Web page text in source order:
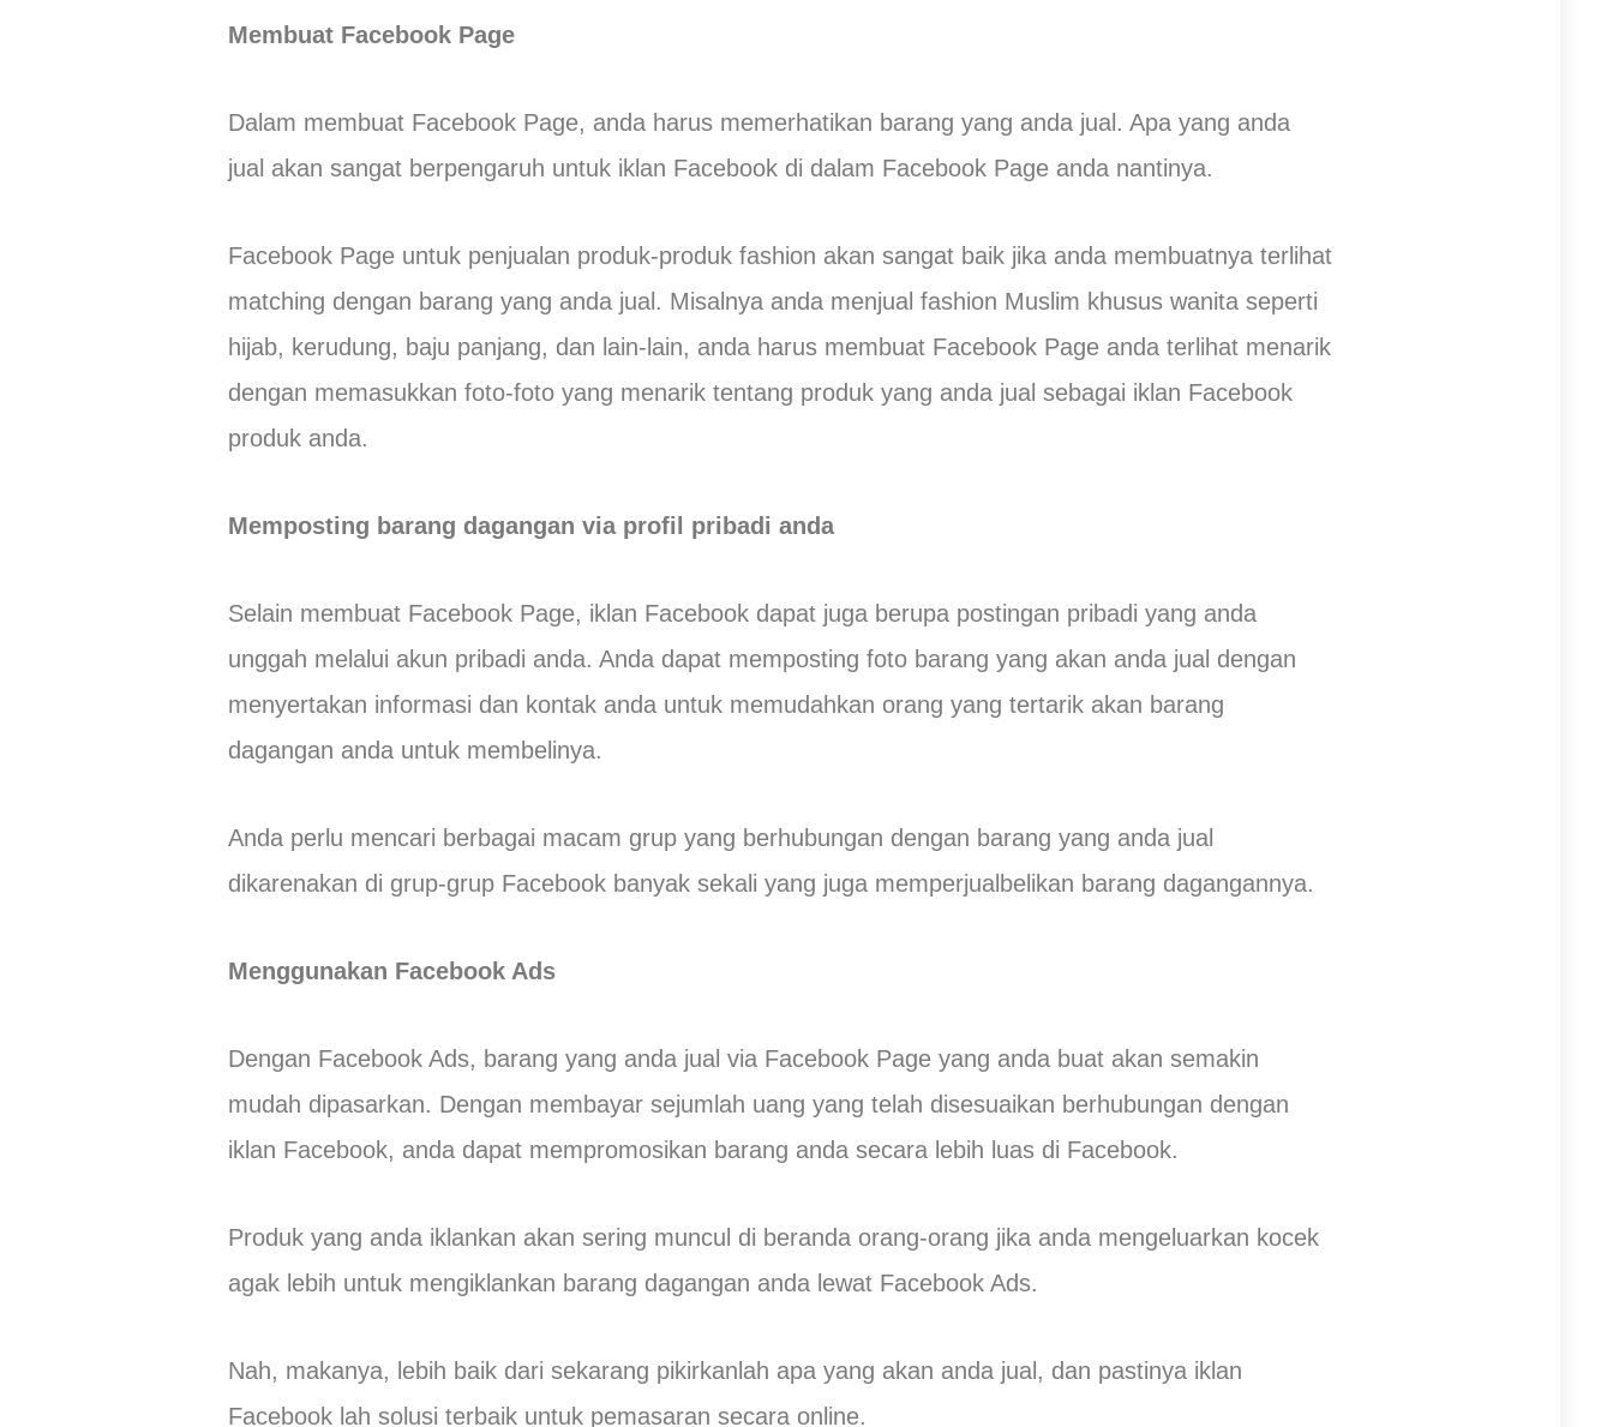
Membuat Facebook Page
Dalam membuat Facebook Page, anda harus memerhatikan barang yang anda jual. Apa yang anda
jual akan sangat berpengaruh untuk iklan Facebook di dalam Facebook Page anda nantinya.
Facebook Page untuk penjualan produk-produk fashion akan sangat baik jika anda membuatnya terlihat
matching dengan barang yang anda jual. Misalnya anda menjual fashion Muslim khusus wanita seperti
hijab, kerudung, baju panjang, dan lain-lain, anda harus membuat Facebook Page anda terlihat menarik
dengan memasukkan foto-foto yang menarik tentang produk yang anda jual sebagai iklan Facebook
produk anda.
Memposting barang dagangan via profil pribadi anda
Selain membuat Facebook Page, iklan Facebook dapat juga berupa postingan pribadi yang anda
unggah melalui akun pribadi anda. Anda dapat memposting foto barang yang akan anda jual dengan
menyertakan informasi dan kontak anda untuk memudahkan orang yang tertarik akan barang
dagangan anda untuk membelinya.
Anda perlu mencari berbagai macam grup yang berhubungan dengan barang yang anda jual
dikarenakan di grup-grup Facebook banyak sekali yang juga memperjualbelikan barang dagangannya.
Menggunakan Facebook Ads
Dengan Facebook Ads, barang yang anda jual via Facebook Page yang anda buat akan semakin
mudah dipasarkan. Dengan membayar sejumlah uang yang telah disesuaikan berhubungan dengan
iklan Facebook, anda dapat mempromosikan barang anda secara lebih luas di Facebook.
Produk yang anda iklankan akan sering muncul di beranda orang-orang jika anda mengeluarkan kocek
agak lebih untuk mengiklankan barang dagangan anda lewat Facebook Ads.
Nah, makanya, lebih baik dari sekarang pikirkanlah apa yang akan anda jual, dan pastinya iklan
Facebook lah solusi terbaik untuk pemasaran secara online.